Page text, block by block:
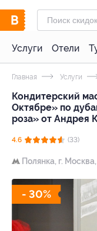
Услуги Отели
Главная Услуги
Кондитерский
Октябре» по
роза» от Андрея
4.6 (33)
Полянка, г.
- 30%